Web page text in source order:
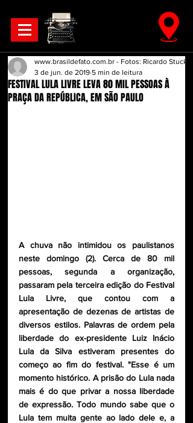
FESTIVAL LULA LIVRE LEVA 80 MIL PESSOAS À
PRAÇA DA REPÚBLICA, EM SÃO PAULO
www.brasildefato.com.br - Fotos: Ricardo Stuckert
3 de jun. de 2019 5 min de leitura
A chuva não intimidou os paulistanos
neste domingo (2). Cerca de 80 mil
pessoas, segunda a organização,
passaram pela terceira edição do Festival
Lula Livre, que contou com a
apresentação de dezenas de artistas de
diversos estilos. Palavras de ordem pela
liberdade do ex-presidente Luiz Inácio
Lula da Silva estiveram presentes do
começo ao fim do festival. "Esse é um
momento histórico. A prisão do Lula nada
mais é do que privar a nossa liberdade
de expressão. Todo mundo sabe que o
Lula tem muita gente ao lado dele e, a